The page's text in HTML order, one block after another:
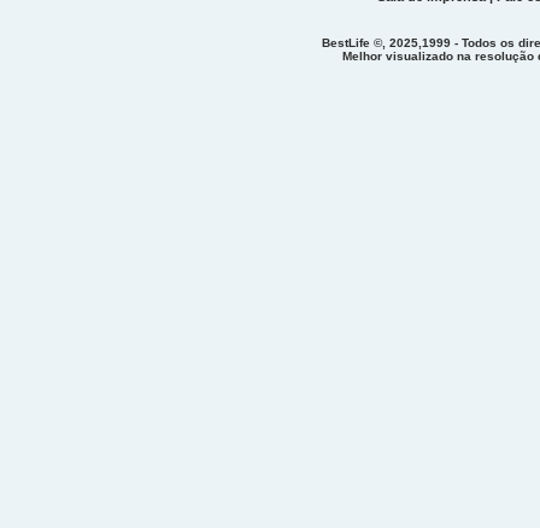
BestLife ©, 2025,1999 - Todos os
Melhor visualizado na resolução